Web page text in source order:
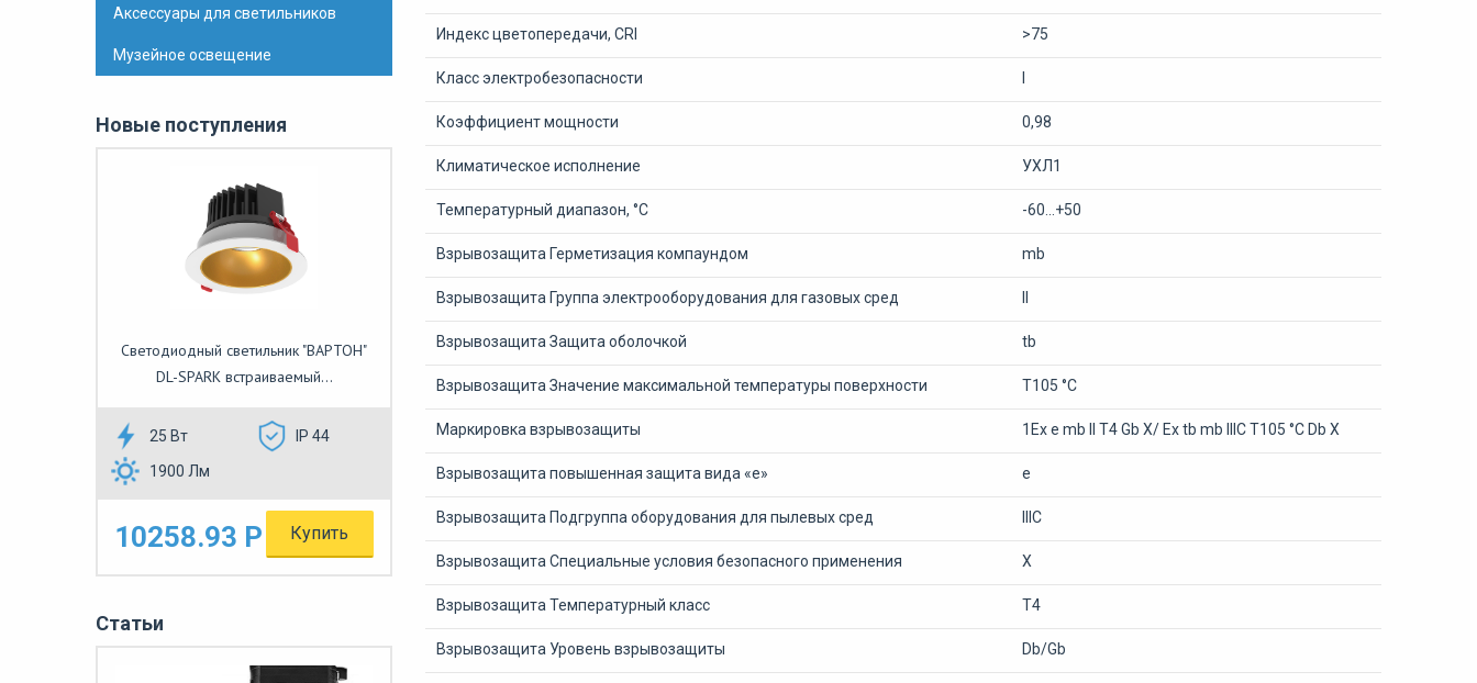
Аксессуары для светильников
Музейное освещение
Новые поступления
Светодиодный светильник "ВАРТОН"
DL-SPARK встраиваемый...
25 Вт
IP 44
1900 Лм
10258.93 Р Купить
Статьи
Индекс цветопередачи, CRI >75
Класс электробезопасности
Коэффициент мощности 0,98
Климатическое исполнение УХЛ1
Температурный диапазон, °С -60...+50
Взрывозащита Герметизация компаундом mb
Взрывозащита Группа электрооборудования для газовых сред
Взрывозащита Защита оболочкой tb
Взрывозащита Значение максимальной температуры поверхности T105 °C
Маркировка взрывозащиты 1Ex e mb II T4 Gb X/ Ex tb mb IIIC T105 °C Db X
Взрывозащита повышенная защита вида «е» e
Взрывозащита Подгруппа оборудования для пылевых сред IIIC
Взрывозащита Специальные условия безопасного применения X
Взрывозащита Температурный класс T4
Взрывозащита Уровень взрывозащиты Db/Gb